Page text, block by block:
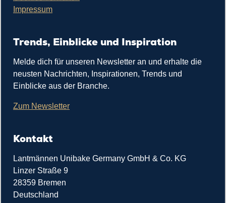
Impressum
Trends, Einblicke und Inspiration
Melde dich für unseren Newsletter an und erhalte die
neusten Nachrichten, Inspirationen, Trends und
Einblicke aus der Branche.
Zum Newsletter
Kontakt
Lantmännen Unibake Germany GmbH & Co. KG
Linzer Straße 9
28359 Bremen
Deutschland